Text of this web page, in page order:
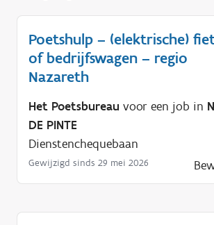
Poetshulp – (elektrische)
of bedrijfswagen – regio
Nazareth
Het Poetsbureau voor een job in
DE PINTE
Dienstenchequebaan
Gewijzigd sinds 29 mei 2026